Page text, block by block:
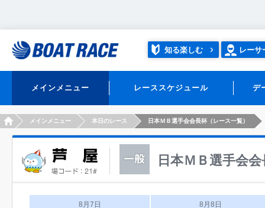
知る楽しむ レーサ
メインメニュー レーススケジュール デ
HOMEメインメニュー 本日のレース 日本ＭＢ選手会会長杯（レース一覧）
日本ＭＢ選手会
8月7日 8月8日